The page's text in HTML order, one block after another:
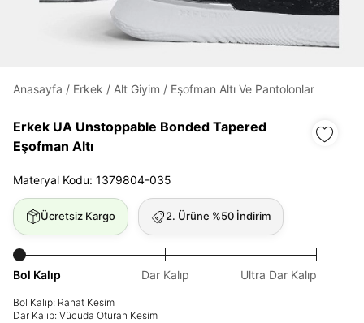
Anasayfa / Erkek / Alt Giyim / Eşofman Altı Ve Pantolonlar
Erkek UA Unstoppable Bonded Tapered
Eşofman Altı
Materyal Kodu: 1379804-035
Ücretsiz Kargo 2. Ürüne %50 İndirim
Bol Kalıp Dar Kalıp Ultra Dar Kalıp
Bol Kalıp: Rahat Kesim
Dar Kalıp: Vücuda Oturan Kesim
Daha hızlı ödeme. Hızlı sipariş takibi.
Şifre
göster
Beni Hatırla